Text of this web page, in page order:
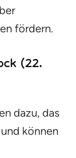
fördern.
(22.
dazu, das
können